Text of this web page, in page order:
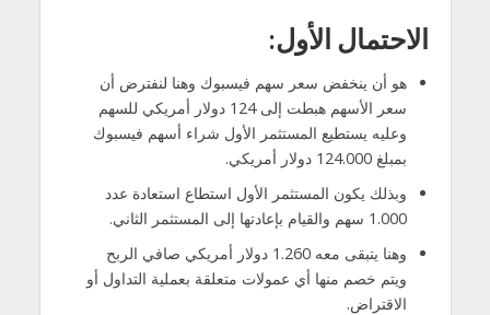
الاحتمال الأول:
هو أن ينخفض سعر سهم فيسبوك وهنا لنفترض أن
سعر الأسهم هبطت إلى 124 دولار أمريكي للسهم
وعليه يستطيع المستثمر الأول شراء أسهم فيسبوك
بمبلغ 124.000 دولار أمريكي.
وبذلك يكون المستثمر الأول استطاع استعادة عدد
1.000 سهم والقيام بإعادتها إلى المستثمر الثاني.
وهنا يتبقى معه 1.260 دولار أمريكي صافي الربح
ويتم خصم منها أي عمولات متعلقة بعملية التداول أو
الاقتراض.